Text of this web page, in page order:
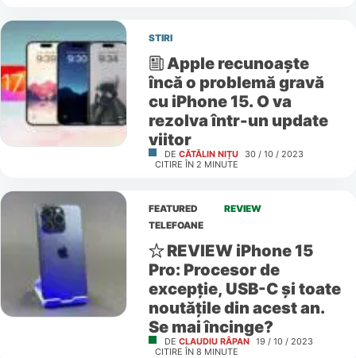
STIRI
Apple recunoaște
încă o problemă gravă
cu iPhone 15. O va
rezolva într-un update
viitor
DE CĂTĂLIN NIȚU
30 / 10 / 2023
CITIRE ÎN 2 MINUTE
FEATURED
REVIEW
TELEFOANE
REVIEW iPhone 15
Pro: Procesor de
excepție, USB-C și toate
noutățile din acest an.
Se mai încinge?
DE CLAUDIU RÂPAN 19 / 10 / 2023
CITIRE ÎN 8 MINUTE